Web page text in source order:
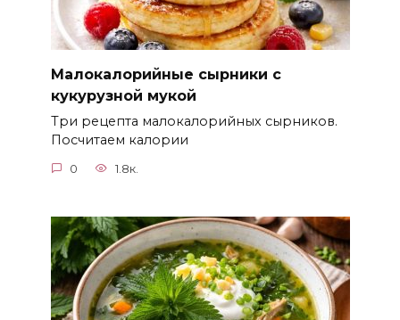
Малокалорийные сырники с
кукурузной мукой
Три рецепта малокалорийных сырников.
Посчитаем калории
0 1.8к.